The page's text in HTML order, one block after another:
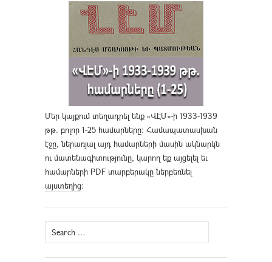
Մեր կայքում տեղադրել ենք «ՎԷՄ»-ի 1933-1939
թթ. բոլոր 1-25 համարները։ Համապատասխան
էջը, ներառյալ այդ համարների մասին ակնարկն
ու մատենագիտությունը, կարող եք այցելել եւ
համարների PDF տարբերակը ներբեռնել
այստեղից։
Search
for: